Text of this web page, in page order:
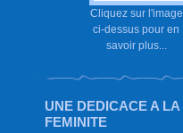
Cliquez sur l'image
ci-dessus pour en
savoir plus...
UNE DEDICACE A LA
FEMINITE